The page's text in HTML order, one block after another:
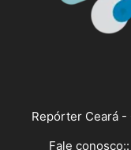
Repórter Ceará -
Fale conosco::